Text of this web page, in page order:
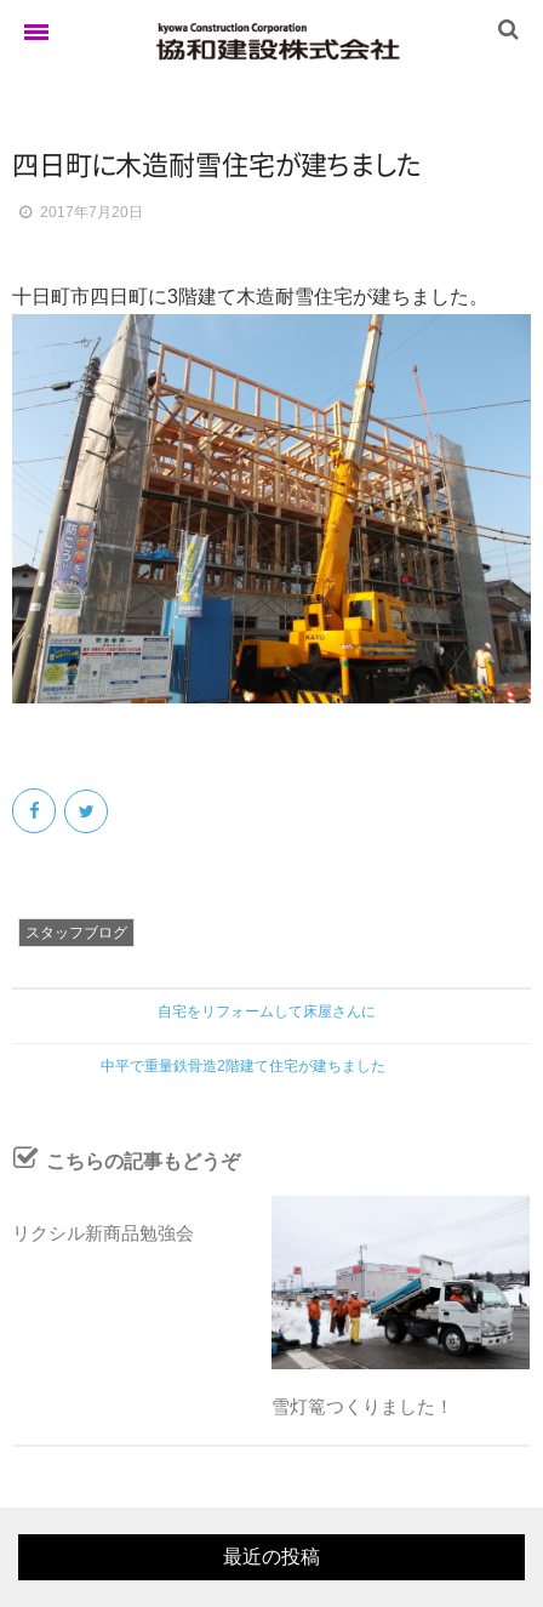
イベント
会社案内
四日 町に木造耐雪住宅が建ち ま した
2017年7月20日
十日町市四日町に3階建て木造耐雪住宅が建ちました。
スタッフブログ
自宅をリフォームして床屋さんに
中平で重量鉄骨造2階建て住宅が建ちました
こちらの記事もどうぞ
リクシル新商品勉強会
雪灯篭つくりました！
最近の投稿